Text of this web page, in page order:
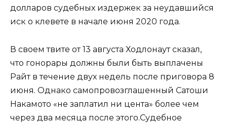
долларов судебных издержек за неудавшийся
иск о клевете в начале июня 2020 года.
В своем твите от 13 августа Ходлонаут сказал,
что гонорары должны были быть выплачены
Райт в течение двух недель после приговора 8
июня. Однако самопровозглашенный Сатоши
Накамото «не заплатил ни цента» более чем
через два месяца после этого.Судебное